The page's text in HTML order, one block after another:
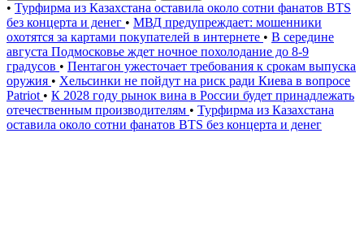
• Турфирма из Казахстана оставила около сотни фанатов BTS
без концерта и денег • МВД предупреждает: мошенники
охотятся за картами покупателей в интернете • В середине
августа Подмосковье ждет ночное похолодание до 8-9
градусов • Пентагон ужесточает требования к срокам выпуска
оружия • Хельсинки не пойдут на риск ради Киева в вопросе
Patriot • К 2028 году рынок вина в России будет принадлежать
отечественным производителям • Турфирма из Казахстана
оставила около сотни фанатов BTS без концерта и денег